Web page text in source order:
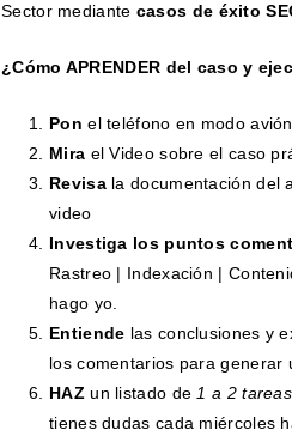
Sector mediante casos de éxito
¿Cómo APRENDER del caso y
Pon el teléfono en modo
Mira el Video sobre el caso
Revisala documentación del
video
Investiga los puntos
Rastreo | Indexación |
hago yo.
Entiende las conclusiones y
los comentarios para generar
HAZ un listado de 1 a 2
tienes dudas cada miércoles